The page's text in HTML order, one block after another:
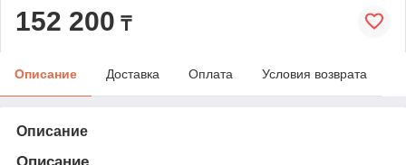
152 200 ₸
Описание Доставка Оплата Условия возврата
Описание